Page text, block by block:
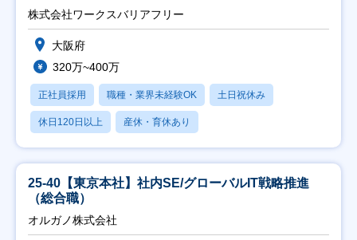
日祝】
株式会社ワークスバリアフリー
大阪府
320万~400万
正社員採用 職種・業界未経験OK 土日祝休み
休日120日以上 産休・育休あり
25-40【東京本社】社内SE/グローバルIT戦略推進
（総合職）
オルガノ株式会社